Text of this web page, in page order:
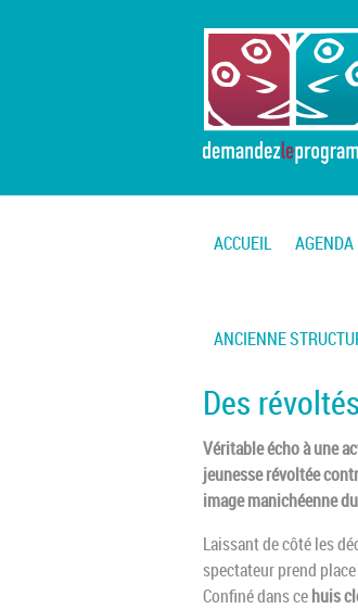
ACCUEIL AGENDA
ANCIENNE
Des
Véritable écho à une
jeunesse révoltée
image manichéenne
Laissant de côté les
spectateur prend
Confiné dans cehuis